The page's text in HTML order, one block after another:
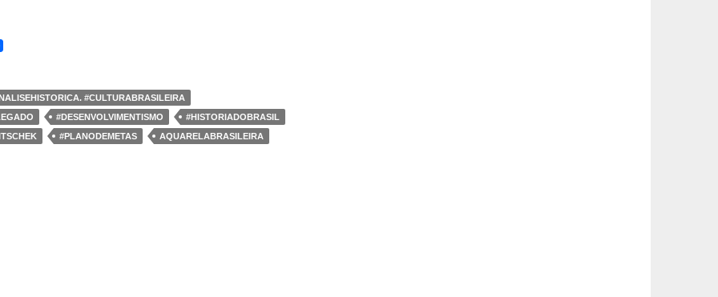
#CULTURABRASILEIRA
#DESENVOLVIMENTISMO
#HISTORIADOBRASIL
#PLANODEMETAS
AQUARELABRASILEIRA